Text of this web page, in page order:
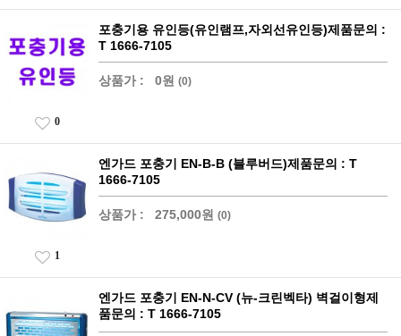
포충기용 유인등(유인램프,자외선유인등)제품문의 :
T 1666-7105
상품가 : 0원 (0)
0
엔가드 포충기 EN-B-B (블루버드)제품문의 : T
1666-7105
상품가 : 275,000원 (0)
1
엔가드 포충기 EN-N-CV (뉴-크린벡타) 벽걸이형제
품문의 : T 1666-7105